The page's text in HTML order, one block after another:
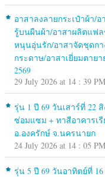
อาสาลงลายกระเป๋าผ้า/
รู้บนผืนผ้า/อาสาผลิตแฟ
หนุนอุ่นรัก/อาสาจัดชุดกา
กระดาษ/อาสาเยี่ยมตาย
2569
29 July 2026 at 14 : 39 PM
รุ่น 1 ปี 69 วันเสาร์ที่ 22
ซ่อมแซม + ทาสีอาคารเ
อ.องครักษ์ จ.นครนายก
24 July 2026 at 14 : 05 PM
รุ่น 5 ปี 69 วันอาทิตย์ที่